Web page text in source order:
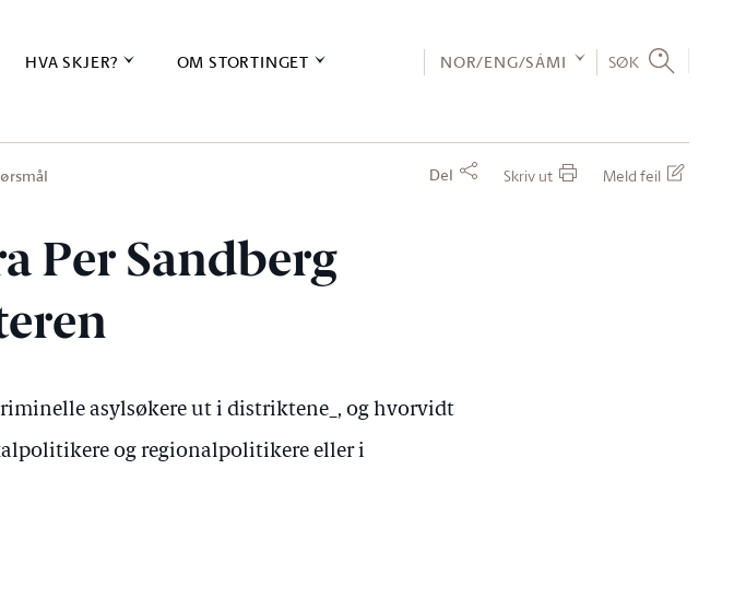
HVA SKJER? OM STORTINGET NOR/ENG/SÁMI SØK
Del Skriv ut Meld feil
Per Sandberg
asylsøkere ut i distriktene_, og hvorvidt
og regionalpolitikere eller i